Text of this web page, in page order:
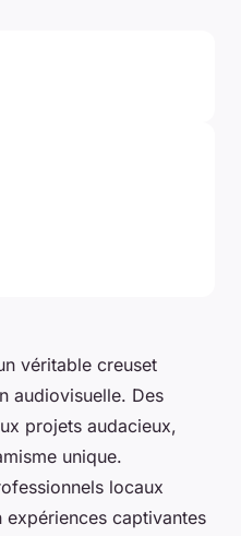
véritable creuset
audiovisuelle. Des
projets audacieux,
unique.
locaux
captivantes